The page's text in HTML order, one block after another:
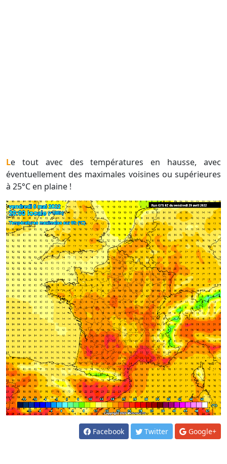
Le tout avec des températures en hausse, avec
éventuellement des maximales voisines ou supérieures
à 25°C en plaine !
Facebook Twitter Google+